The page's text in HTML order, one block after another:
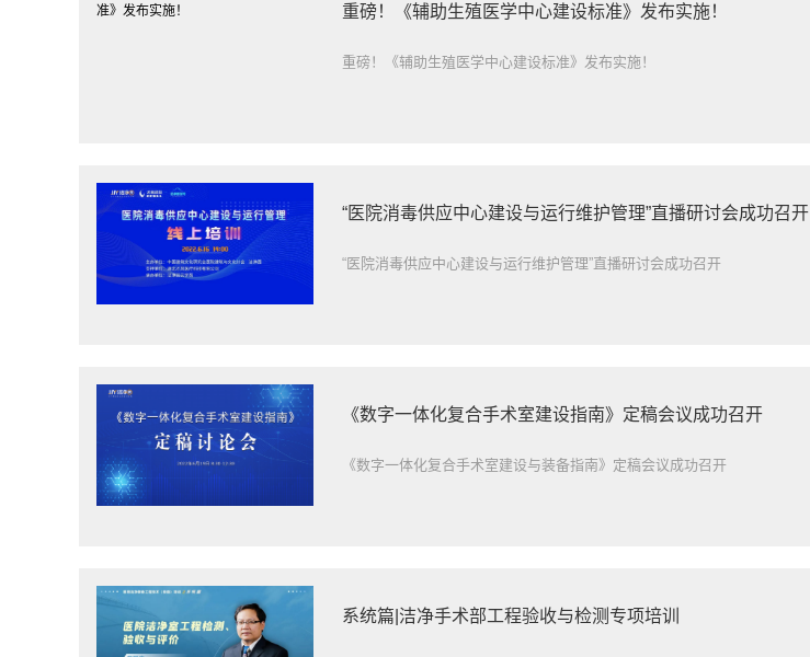
重磅！《辅助生殖医学中心建设标准》发布实施！
重磅！《辅助生殖医学中心建设标准》发布实施！
“医院消毒供应中心建设与运行维护管理”直播研讨会成功召开
“医院消毒供应中心建设与运行维护管理”直播研讨会成功召开
《数字一体化复合手术室建设指南》定稿会议成功召开
《数字一体化复合手术室建设与装备指南》定稿会议成功召开
系统篇|洁净手术部工程验收与检测专项培训